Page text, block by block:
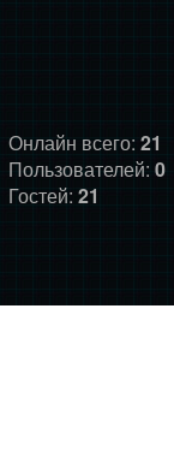
Онлайн всего: 21
Пользователей: 0
Гостей: 21